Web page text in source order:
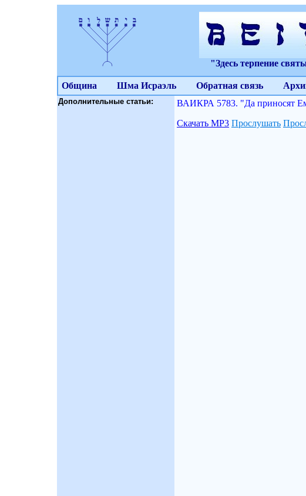
"Здесь терпение
Община Шма Исраэль Обратная связь
Дополнительные статьи:
ВАИКРА 5783. "Да приносят
Скачать МР3 Прослушать